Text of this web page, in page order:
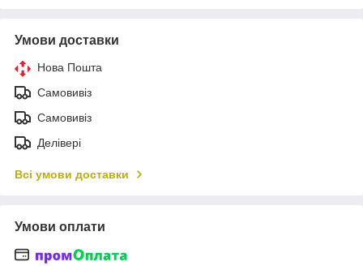
Умови доставки
Нова Пошта
Самовивіз
Самовивіз
Делівері
Всі умови доставки
Умови оплати